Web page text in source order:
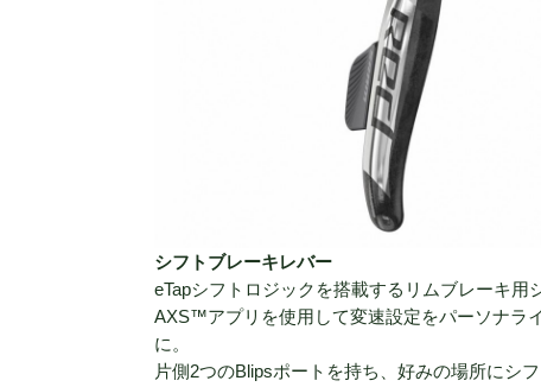
シフトブレーキレバー
eTapシフトロジックを搭載するリムブレーキ用
AXS™アプリを使用して変速設定をパーソナラ
に。
片側2つのBlipsポートを持ち、好みの場所にシ